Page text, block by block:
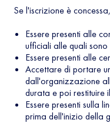
Se l'iscrizione è
Essere presenti alle
ufficiali alle quali sono
Essere presenti alle
Accettare di portare
dall'organizzazione
durata e poi restituire
Essere presenti sulla
prima dell'inizio della